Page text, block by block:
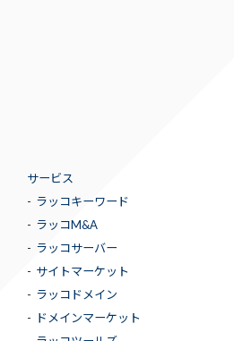
サービス
ラッコキーワード
ラッコM&A
ラッコサーバー
サイトマーケット
ラッコドメイン
ドメインマーケット